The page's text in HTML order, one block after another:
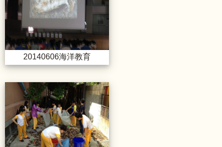
20140606海洋教育
20140612應屆畢業生愛校愛社